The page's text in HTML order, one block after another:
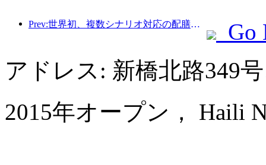
Prev:世界初、複数シナリオ対応の配膳サービスに特化したヒューマノイドロボットが公開
Go
アドレス: 新橋北路349
2015年オープン， Haili